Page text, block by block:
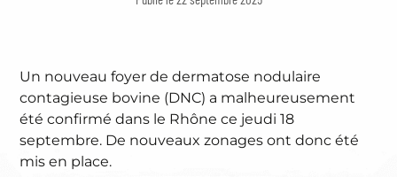
Un nouveau foyer de dermatose nodulaire
contagieuse bovine (DNC) a malheureusement
été confirmé dans le Rhône ce jeudi 18
septembre. De nouveaux zonages ont donc été
mis en place.